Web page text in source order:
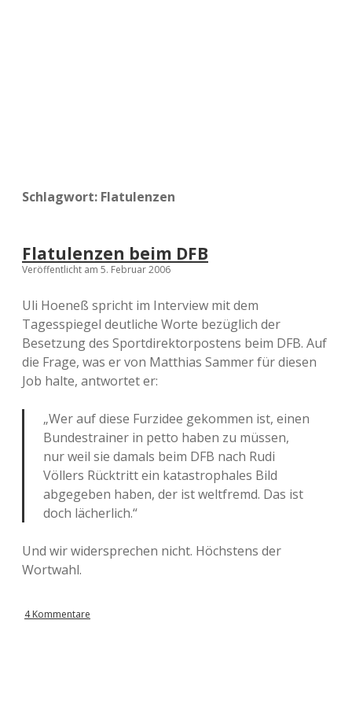
Schlagwort: Flatulenzen
Flatulenzen beim DFB
Veröffentlicht am 5. Februar 2006
Uli Hoeneß spricht im Interview mit dem
Tagesspiegel deutliche Worte bezüglich der
Besetzung des Sportdirektorpostens beim DFB. Auf
die Frage, was er von Matthias Sammer für diesen
Job halte, antwortet er:
„Wer auf diese Furzidee gekommen ist, einen
Bundestrainer in petto haben zu müssen,
nur weil sie damals beim DFB nach Rudi
Völlers Rücktritt ein katastrophales Bild
abgegeben haben, der ist weltfremd. Das ist
doch lächerlich.“
Und wir widersprechen nicht. Höchstens der
Wortwahl.
4 Kommentare